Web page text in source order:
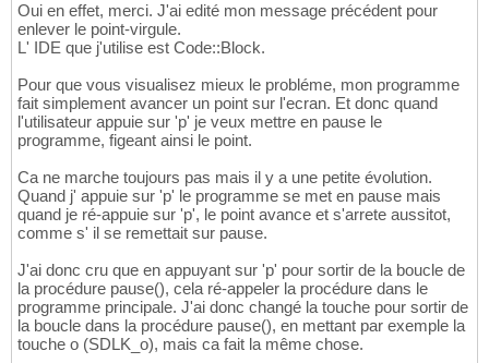
Oui en effet, merci. J'ai edité mon message précédent pour
enlever le point-virgule.
L' IDE que j'utilise est Code::Block.
Pour que vous visualisez mieux le probléme, mon programme
fait simplement avancer un point sur l'ecran. Et donc quand
l'utilisateur appuie sur 'p' je veux mettre en pause le
programme, figeant ainsi le point.
Ca ne marche toujours pas mais il y a une petite évolution.
Quand j' appuie sur 'p' le programme se met en pause mais
quand je ré-appuie sur 'p', le point avance et s'arrete aussitot,
comme s' il se remettait sur pause.
J'ai donc cru que en appuyant sur 'p' pour sortir de la boucle de
la procédure pause(), cela ré-appeler la procédure dans le
programme principale. J'ai donc changé la touche pour sortir de
la boucle dans la procédure pause(), en mettant par exemple la
touche o (SDLK_o), mais ca fait la même chose.